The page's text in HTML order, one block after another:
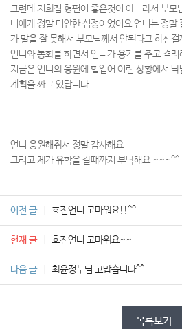
그런데 저희집 형편이 좋은것이 아니라서 부모
니에게 정말 미안한 심정이었어요 언니는 정말
가 말을 잘 못해서 부모님께서 안된다고 하신
언니와 통화를 하면서 언니가 용기를 주고 격
지금은 언니의 응원에 힘입어 이런 상황에서
계획을 짜고 있답니다.
언니 응원해줘서 정말 감사해요
그리고 제가 유학을 갈때까지 부탁해요 ~~~^^
이전 글 효진언니 고마워요!!^^
현재 글 효진언니 고마워요~~
다음 글 최윤정누님 고맙습니다^^
목록보기